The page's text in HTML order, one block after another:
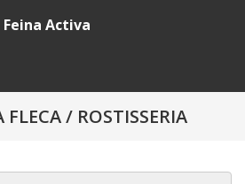
Feina Activa
FLECA / ROSTISSERIA